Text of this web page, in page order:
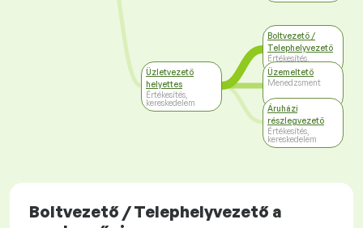
Üzletvezető
helyettes
Értékesítés,
kereskedelem
Boltvezető /
Telephelyvezető
Értékesítés,
kereskedelem
Üzemeltető
Menedzsment
Áruházi
részlegvezető
Értékesítés,
kereskedelem
Boltvezető / Telephelyvezető a